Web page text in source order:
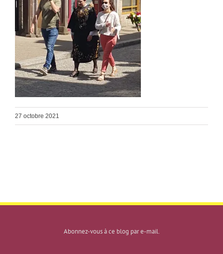
27 octobre 2021
Abonnez-vous à ce blog par e-mail.